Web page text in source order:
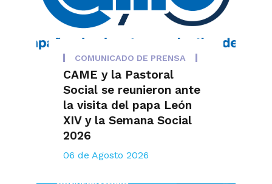
COMUNICADO DE PRENSA
CAME y la Pastoral
Social se reunieron ante
la visita del papa León
XIV y la Semana Social
2026
06 de Agosto 2026